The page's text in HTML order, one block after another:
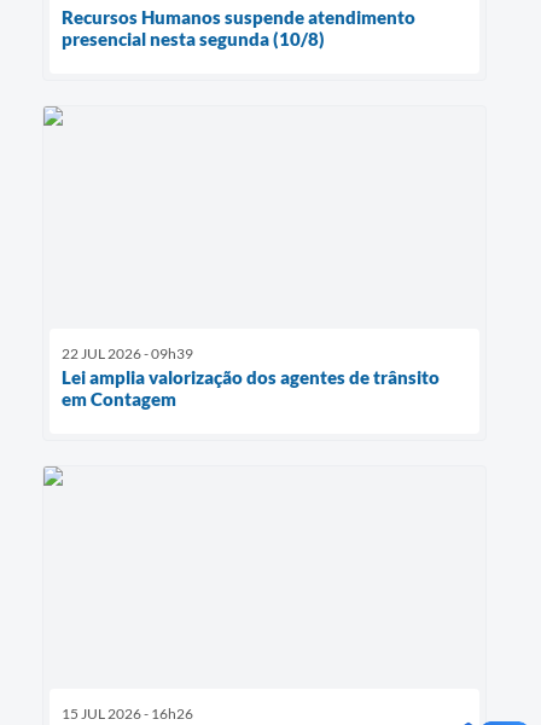
Recursos Humanos suspende atendimento
presencial nesta segunda (10/8)
22 JUL 2026 - 09h39
Lei amplia valorização dos agentes de trânsito
em Contagem
15 JUL 2026 - 16h26